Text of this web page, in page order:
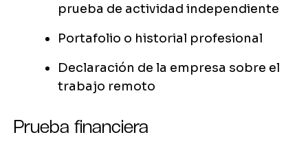
prueba de actividad independiente
Portafolio o historial profesional
Declaración de la empresa sobre el
trabajo remoto
Prueba financiera